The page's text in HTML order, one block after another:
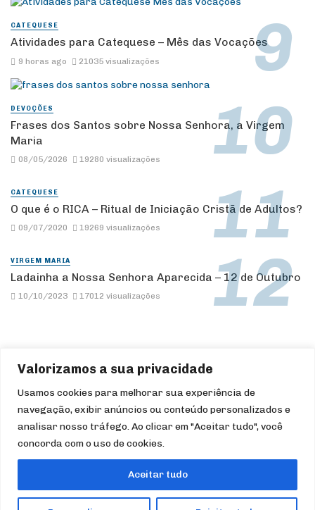
Valorizamos a sua privacidade
Usamos cookies para melhorar sua experiência de
navegação, exibir anúncios ou conteúdo personalizados e
analisar nosso tráfego. Ao clicar em "Aceitar tudo", você
concorda com o uso de cookies.
Aceitar tudo
CATEQUESE
Atividades para Catequese – Mês das Vocações
9 horas ago 21035 visualizações
DEVOÇÕES
Frases dos Santos sobre Nossa Senhora, a Virgem
Maria
08/05/2026 19280 visualizações
CATEQUESE
O que é o RICA – Ritual de Iniciação Cristã de Adultos?
09/07/2020 19269 visualizações
VIRGEM MARIA
Ladainha a Nossa Senhora Aparecida – 12 de Outubro
10/10/2023 17012 visualizações
HOME IGREJA CATEQUESE LITURGIA
DEVOÇÕES
FILMES/SÉRIES
ÁUDIO
QUEM SOMOS
✨ Formação e Evangelização ✝ Para uma experiência